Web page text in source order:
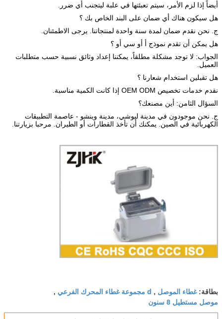
أيضاً إذا لزم الأمر، سيتم تعبئتها في علبة ليتجنب أي ضرر.
هل سيكون هناك أي ضمان على البند الخاص بك ؟
ج. نحن نقدم ضمان لمدة سنة واحدة لمنتجاتنا. يرجى الاطمئنان.
هل يمكن أن تقدم نموذج أ أو سي أو ؟
الجواب: لا توجد مشكلة مطلقاً، يمكننا إعداد وثائق نسبية حسب متطلبات
العميل.
هل تقبلين استخدام شعارنا ؟
نقدم خدمات تخصيص OEM ODM إذا كانت الكمية مناسبة.
السؤال الثامن: أين مصنعك؟
ج. نحن موجودون في مدينة ليوشي، مدينة وينشو - عاصمة التطبيقات
الكهربائية في الصين. يمكنك أن تأخذ القطارات أو الطيران. مرحبا بزيارتنا.
بطاقة:غطاء الموصل , d مجموعة غطاء المحرك الفرعي ,
موصل مستطيل 8 سنون